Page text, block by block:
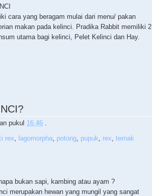
cara yang beragam mulai dari menu/ pakan
makan pada kelinci. Pradika Rabbit memiliki 2
utama bagi kelinci, Pelet Kelinci dan Hay.
pukul 16.46
rex lagomorpha potong pupuk rex ternak
bukan sapi, kambing atau ayam ?
merupakan hewan yang mungil yang sangat